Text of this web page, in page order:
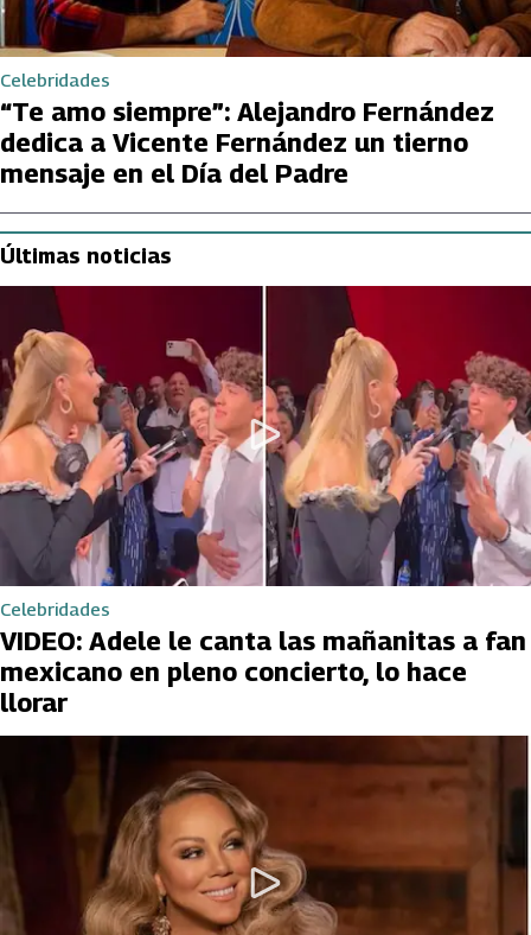
Celebridades
“Te amo siempre”: Alejandro Fernández
dedica a Vicente Fernández un tierno
mensaje en el Día del Padre
Últimas noticias
Celebridades
VIDEO: Adele le canta las mañanitas a fan
mexicano en pleno concierto, lo hace
llorar